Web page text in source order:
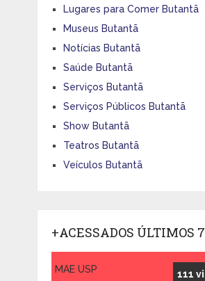
Lugares para Comer Butantã
Museus Butantã
Notícias Butantã
Saúde Butantã
Serviços Butantã
Serviços Públicos Butantã
Show Butantã
Teatros Butantã
Veículos Butantã
+ACESSADOS ÚLTIMOS
111
MAE USP